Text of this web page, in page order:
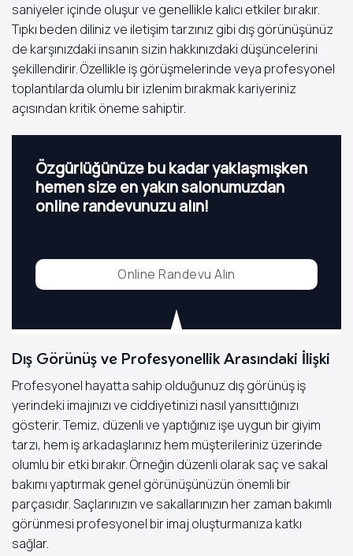
saniyeler içinde oluşur ve genellikle kalıcı etkiler bırakır.
Tıpkı beden diliniz ve iletişim tarzınız gibi dış görünüşünüz
de karşınızdaki insanın sizin hakkınızdaki düşüncelerini
şekillendirir. Özellikle iş görüşmelerinde veya profesyonel
toplantılarda olumlu bir izlenim bırakmak kariyeriniz
açısından kritik öneme sahiptir.
Özgürlüğünüze bu kadar yaklaşmışken
hemen size en yakın salonumuzdan
online randevunuzu alın!
Online Randevu Alın
Dış Görünüş ve Profesyonellik Arasındaki İlişki
Profesyonel hayatta sahip olduğunuz dış görünüş iş
yerindeki imajınızı ve ciddiyetinizi nasıl yansıttığınızı
gösterir. Temiz, düzenli ve yaptığınız işe uygun bir giyim
tarzı, hem iş arkadaşlarınız hem müşterileriniz üzerinde
olumlu bir etki bırakır. Örneğin düzenli olarak saç ve sakal
bakımı yaptırmak genel görünüşünüzün önemli bir
parçasıdır. Saçlarınızın ve sakallarınızın her zaman bakımlı
görünmesi profesyonel bir imaj oluşturmanıza katkı
sağlar.